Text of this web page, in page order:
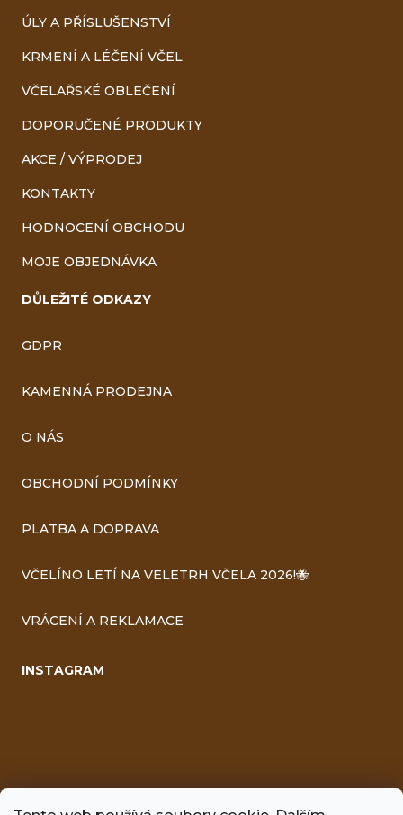
ÚLY A PŘÍSLUŠENSTVÍ
KRMENÍ A LÉČENÍ VČEL
VČELAŘSKÉ OBLEČENÍ
DOPORUČENÉ PRODUKTY
AKCE / VÝPRODEJ
KONTAKTY
HODNOCENÍ OBCHODU
MOJE OBJEDNÁVKA
DŮLEŽITÉ ODKAZY
GDPR
KAMENNÁ PRODEJNA
O NÁS
OBCHODNÍ PODMÍNKY
PLATBA A DOPRAVA
VČELÍNO LETÍ NA VELETRH VČELA 2026!🐝
VRÁCENÍ A REKLAMACE
INSTAGRAM